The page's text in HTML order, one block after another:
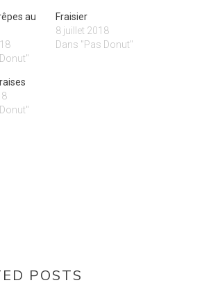
au
Fraisier
8 juillet 2018
Dans "Pas Donut"
POSTS